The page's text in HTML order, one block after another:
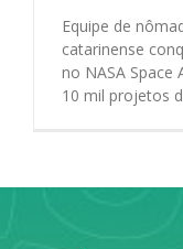
Equipe de
catarinense
no NASA Space
10 mil projetos